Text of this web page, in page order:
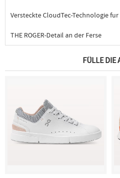
Versteckte CloudTec-Technologie
THE ROGER-Detail an der Ferse
FÜLLE DIE